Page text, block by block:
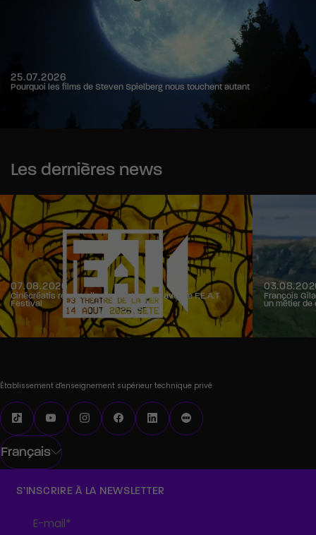
25.07.2026
Pourquoi les films de Steven Spielberg nous touchent autant
Les dernières news
07.08.2026
Cinécréatis renouvelle son partenariat avec le F.E.A.T
Festival
François
un métier de
Établissement d'enseignement supérieur technique privé
Français
S’INSCRIRE À LA NEWSLETTER